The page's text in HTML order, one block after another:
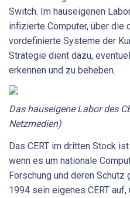
Switch. Im hauseigenen
infizierte Computer, über die
vordefinierte Systeme der
Strategie dient dazu,
erkennen und zu beheben.
Das hauseigene Labor des
Netzmedien)
Das CERT im dritten Stock
wenn es um nationale
Forschung und deren Schutz
1994 sein eigenes CERT auf,